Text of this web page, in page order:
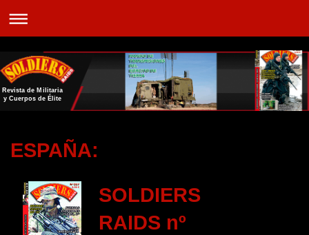
Revista de Militaria
y Cuerpos de Élite
ESPAÑA:
SOLDIERS
RAIDS nº